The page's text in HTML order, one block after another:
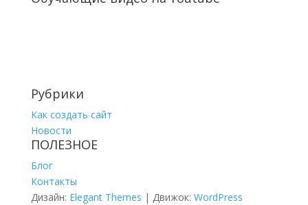
Рубрики
Как создать сайт
Новости
ПОЛЕЗНОЕ
Блог
Контакты
Дизайн: Elegant Themes | Движок: WordPress